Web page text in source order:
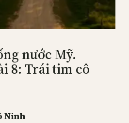
nước Mỹ.
8: Trái tim cô
Ninh